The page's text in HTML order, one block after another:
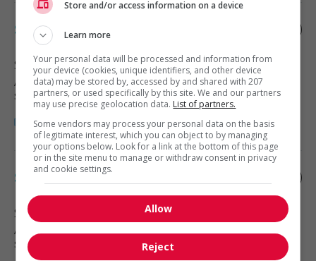
Supervisor, truck drivers
Surrey, BC
Automobile, transport et mécanique
spécialisée
Supervisor, truck drivers
Surrey
Automobile, transport et mécanique
spécialisée
Store and/or access information on a device
Learn more
Your personal data will be processed and information from
your device (cookies, unique identifiers, and other device
data) may be stored by, accessed by and shared with 207
partners, or used specifically by this site. We and our partners
may use precise geolocation data. List of partners.
Some vendors may process your personal data on the basis
of legitimate interest, which you can object to by managing
your options below. Look for a link at the bottom of this page
or in the site menu to manage or withdraw consent in privacy
and cookie settings.
Allow
Reject